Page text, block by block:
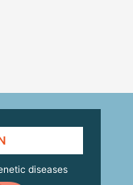
diseases